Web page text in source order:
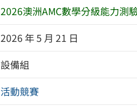
2026澳洲AMC數學分級能力測
2026 年 5 月 21 日
設備組
活動競賽